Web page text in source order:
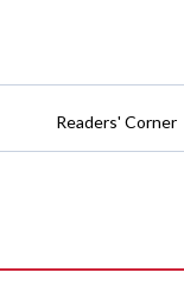
Readers' Corner